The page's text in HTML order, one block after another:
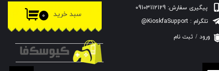
پیگیری سفارش: 09103112129
۰ سبد خرید
ورود / ثبت نام
حساب کاربری من
تغییر گذر واژه
سفارشات
تلگرام : KioskfaSupport@